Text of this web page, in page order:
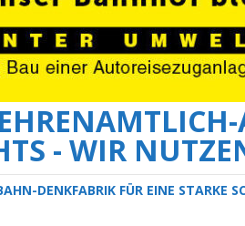
- WIR
DENKFABRIK FÜR EINE STARKE